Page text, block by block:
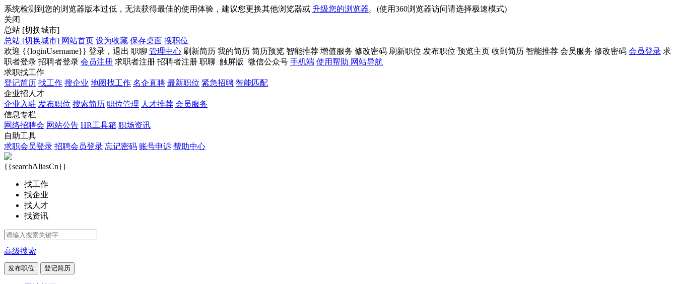
系统检测到您的浏览器版本过低，无法获得最佳的使用体验，建议您更换其他浏览器或 升级您的浏览器。(使用360浏览器访问请选择极速模式)
关闭
总站 [切换城市]
总站 [切换城市] 网站首页 设为收藏 保存桌面 搜职位
欢迎 {{loginUsername}} 登录， 退出 职聊 管理中心 刷新简历 我的简历 简历预览 智能推荐 增值服务 修改密码 刷新职位 发布职位 预览主页 收到简历 智能推荐 会员服务 修改密码 会员登录 求
职者登录 招聘者登录 会员注册 求职者注册 招聘者注册 职聊 触屏版 微信公众号 手机端 使用帮助 网站导航
求职找工作
登记简历 找工作 搜企业 地图找工作 名企直聘 最新职位 紧急招聘 智能匹配
企业招人才
企业入驻 发布职位 搜索简历 职位管理 人才推荐 会员服务
信息专栏
网络招聘会 网站公告 HR工具箱 职场资讯
自助工具
求职会员登录 招聘会员登录 忘记密码 账号申诉 帮助中心
{{searchAliasCn}}
找工作
找企业
找人才
找资讯
高级搜索
发布职位 登记简历